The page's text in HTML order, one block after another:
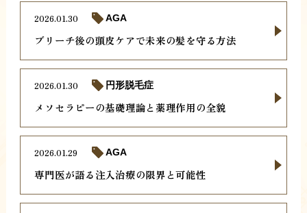
ブリーチ後の頭皮ケアで未来の髪を守る方法
2026.01.30 AGA
メソセラピーの基礎理論と薬理作用の全貌
2026.01.30 円形脱毛症
専門医が語る注入治療の限界と可能性
2026.01.29 AGA